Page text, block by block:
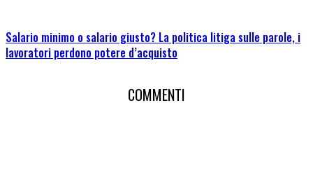
Salario minimo o salario giusto? La politica litiga sulle parole, i
lavoratori perdono potere d’acquisto
COMMENTI